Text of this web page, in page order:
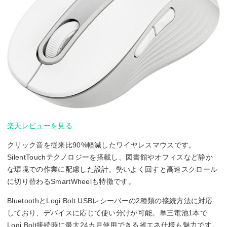
楽天レビューを見る
クリック音を従来比90%軽減したワイヤレスマウスです。
SilentTouchテクノロジーを搭載し、図書館やオフィスなど静か
な環境での作業に配慮した設計。勢いよく回すと高速スクロール
に切り替わるSmartWheelも特徴です。
BluetoothとLogi Bolt USBレシーバーの2種類の接続方法に対応
しており、デバイスに応じて使い分けが可能。単三電池1本で
Logi Bolt接続時に最大24カ月使用できる省エネ仕様も魅力です。